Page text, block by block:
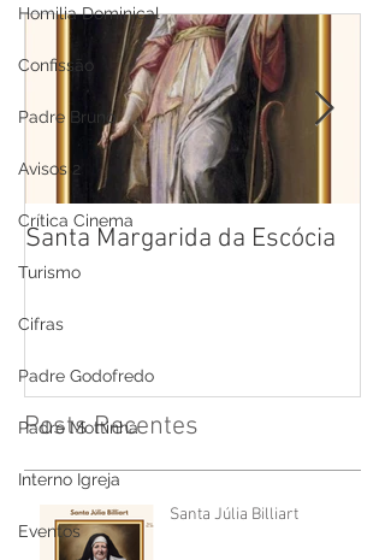
Homilia Dominical
Confissão
Padre Bruno
Avisos 2
Crítica Cinema
Turismo
Cifras
Padre Godofredo
Padre Mottinha
Interno Igreja
Eventos
Santa Margarida da Escócia
Posts Recentes
Santa Júlia Billiart